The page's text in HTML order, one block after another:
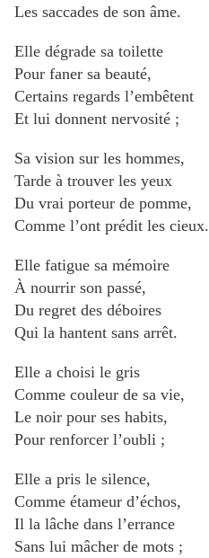
Les saccades de son âme.
Elle dégrade sa toilette
Pour faner sa beauté,
Certains regards l’embêtent
Et lui donnent nervosité ;
Sa vision sur les hommes,
Tarde à trouver les yeux
Du vrai porteur de pomme,
Comme l’ont prédit les cieux.
Elle fatigue sa mémoire
À nourrir son passé,
Du regret des déboires
Qui la hantent sans arrêt.
Elle a choisi le gris
Comme couleur de sa vie,
Le noir pour ses habits,
Pour renforcer l’oubli ;
Elle a pris le silence,
Comme étameur d’échos,
Il la lâche dans l’errance
Sans lui mâcher de mots ;